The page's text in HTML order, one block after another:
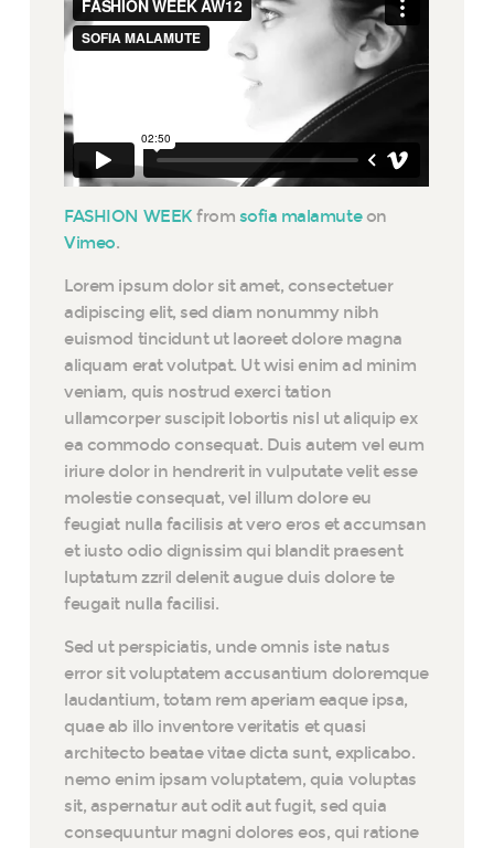
FASHION WEEK from sofia malamuteon
Vimeo.
Lorem ipsum dolor sit amet, consectetuer
adipiscing elit, sed diam nonummy nibh
euismod tincidunt ut laoreet dolore magna
aliquam erat volutpat. Ut wisi enim ad minim
veniam, quis nostrud exerci tation
ullamcorper suscipit lobortis nisl ut aliquip ex
ea commodo consequat. Duis autem vel eum
iriure dolor in hendrerit in vulputate velit esse
molestie consequat, vel illum dolore eu
feugiat nulla facilisis at vero eros et accumsan
et iusto odio dignissim qui blandit praesent
luptatum zzril delenit augue duis dolore te
feugait nulla facilisi.
Sed ut perspiciatis, unde omnis iste natus
error sit voluptatem accusantium doloremque
laudantium, totam rem aperiam eaque ipsa,
quae ab illo inventore veritatis et quasi
architecto beatae vitae dicta sunt, explicabo.
nemo enim ipsam voluptatem, quia voluptas
sit, aspernatur aut odit aut fugit, sed quia
consequuntur magni dolores eos, qui ratione